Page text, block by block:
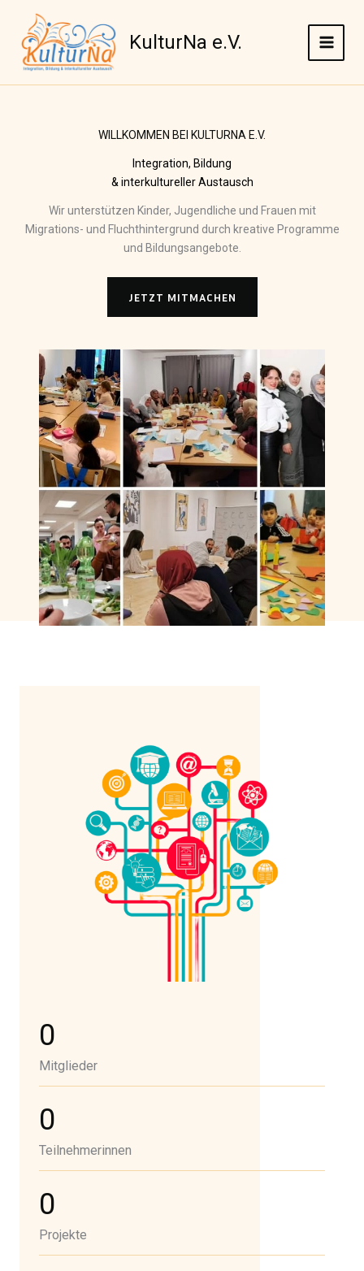
springen
KulturNa e.V.
WILLKOMMEN BEI KULTURNA E.V.
Integration, Bildung
& interkultureller Austausch
Wir unterstützen Kinder, Jugendliche und Frauen mit
Migrations- und Fluchthintergrund durch kreative Programme
und Bildungsangebote.
JETZT MITMACHEN
0
Mitglieder
0
Teilnehmerinnen
0
Projekte